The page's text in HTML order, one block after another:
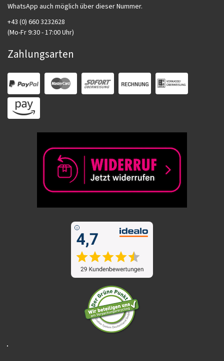
WhatsApp auch möglich über dieser Nummer.
+43 (0) 660 3232628
(Mo-Fr 9:30 - 17:00 Uhr)
Zahlungsarten